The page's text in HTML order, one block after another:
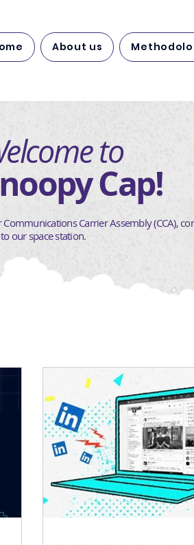
About us
to
Cap!
Communications Carrier Assembly (CCA),
our space station.